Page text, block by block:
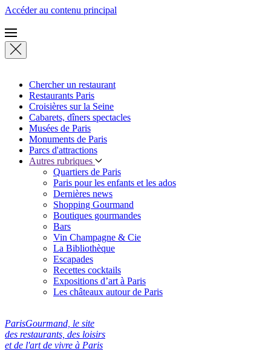
Accéder au contenu principal
Chercher un restaurant
Restaurants Paris
Croisières sur la Seine
Cabarets, dîners spectacles
Musées de Paris
Monuments de Paris
Parcs d'attractions
Autres rubriques
Quartiers de Paris
Paris pour les enfants et les ados
Dernières news
Shopping Gourmand
Boutiques gourmandes
Bars
Vin Champagne & Cie
La Bibliothèque
Escapades
Recettes cocktails
Expositions d’art à Paris
Les châteaux autour de Paris
ParisGourmand, le site
des restaurants, des loisirs
et de l'art de vivre à Paris